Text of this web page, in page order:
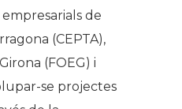
de
(CEPTA),
(FOEG) i
se projectes